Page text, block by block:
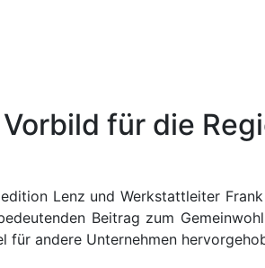
Vorbild für die
Lenz und Werkstattleiter
Beitrag zum
für andere Unternehmen